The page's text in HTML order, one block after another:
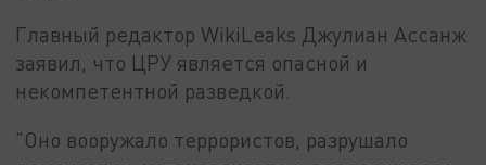
Главный редактор WikiLeaks Джулиан Ассанж
заявил, что ЦРУ является опасной и
некомпетентной разведкой.
"Оно вооружало террористов, разрушало